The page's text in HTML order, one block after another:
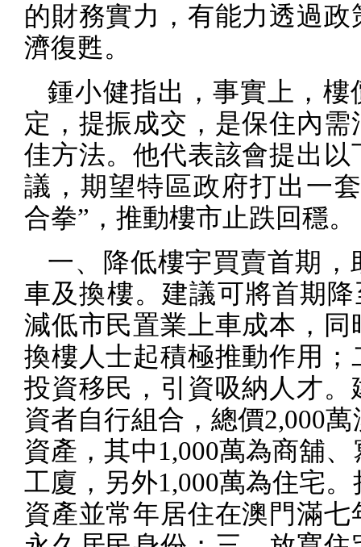
的財務實力，有能力透過政
濟復甦。
鍾小健指出，事實上，樓
定，提振成交，是保住內需
佳方法。他代表該會提出以
議，期望特區政府打出一
合拳”，推動樓市止跌回穩。
一、降低樓宇買賣首期，
車及換樓。建議可將首期降
減低市民置業上車成本，同
換樓人士起積極推動作用；
投資移民，引資吸納人才。
資者自行組合，總價2,000萬
資產，其中1,000萬為商舖、
工廈，另外1,000萬為住宅。
資產並常年居住在澳門滿七